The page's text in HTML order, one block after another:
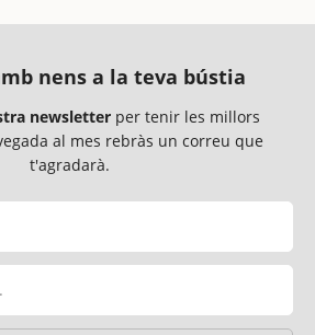
nens a la teva bústia
newsletter per tenir les millors
al mes rebràs un correu que
t'agradarà.